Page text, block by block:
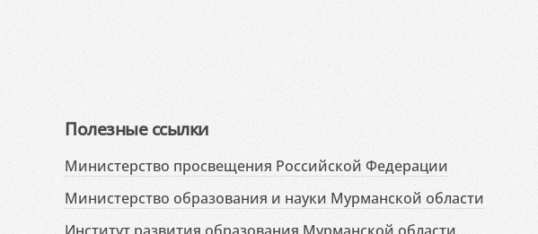
Полезные ссылки
Министерство просвещения Российской Федерации
Министерство образования и науки Мурманской области